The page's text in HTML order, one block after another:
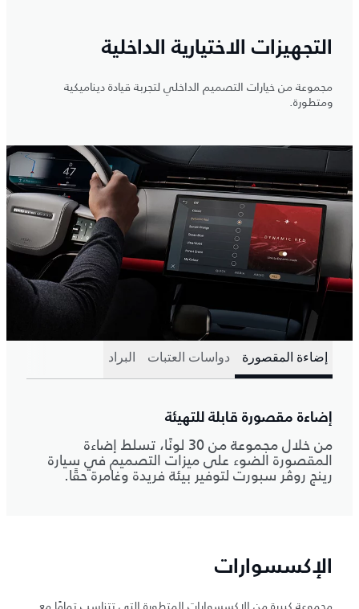
التجهيزات الاختيارية الداخلية
مجموعة من خيارات التصميم الداخلي لتجربة قيادة ديناميكية
ومتطورة.
إضاءة المقصورة دواسات العتبات البراد
إضاءة مقصورة قابلة للتهيئة
من خلال مجموعة من 30 لونًا، تسلط إضاءة
المقصورة الضوء على ميزات التصميم في سيارة
رينج روڤر سبورت لتوفير بيئة فريدة وغامرة حقًا.
الإكسسوارات